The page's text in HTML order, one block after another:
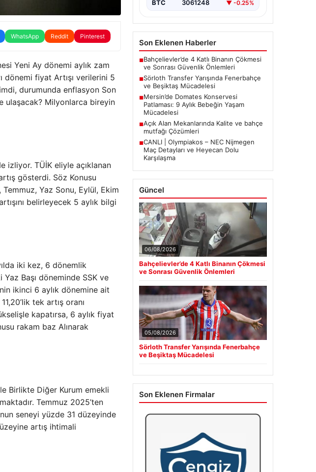
WhatsApp Reddit Pinterest
Yeni Ay dönemi aylık zam
dönemi fiyat Artışı verilerini 5
durumunda enflasyon Son
ulaşacak? Milyonlarca bireyin
izliyor. TÜİK eliyle açıklanan
gösterdi. Söz Konusu
Yaz Sonu, Eylül, Ekim
belirleyecek 5 aylık bilgi
iki kez, 6 dönemlik
Başı döneminde SSK ve
ikinci 6 aylık dönemine ait
tek artış oranı
kapatırsa, 6 aylık fiyat
rakam baz Alınarak
Birlikte Diğer Kurum emekli
Temmuz 2025’ten
seneyi yüzde 31 düzeyinde
artış ihtimali
BTC 3061248 ▼ -0.25%
Son Eklenen Haberler
■Bahçelievler’de 4 Katlı Binanın Çökmesi
ve Sonrası Güvenlik Önlemleri
■Sörloth Transfer Yarışında Fenerbahçe
ve Beşiktaş Mücadelesi
■Mersin’de Domates Konservesi
Patlaması: 9 Aylık Bebeğin Yaşam
Mücadelesi
■Açık Alan Mekanlarında Kalite ve bahçe
mutfağı Çözümleri
■CANLI | Olympiakos – NEC Nijmegen
Maç Detayları ve Heyecan Dolu
Karşılaşma
Güncel
06/08/2026
Bahçelievler’de 4 Katlı Binanın Çökmesi
ve Sonrası Güvenlik Önlemleri
05/08/2026
Sörloth Transfer Yarışında Fenerbahçe
ve Beşiktaş Mücadelesi
Son Eklenen Firmalar